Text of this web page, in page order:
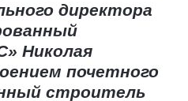
директора
Николая
почетного
строитель